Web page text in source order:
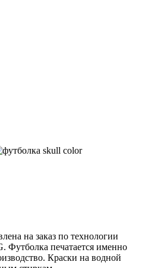
на заказ по технологии
Футболка печатается именно
Краски на водной